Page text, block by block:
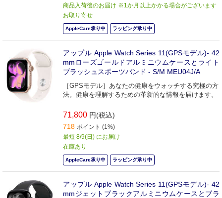
商品入荷後のお届け ※1か月以上かかる場合がございます
お取り寄せ
AppleCare承り中 ラッピング承り中
アップル Apple Watch Series 11(GPSモデル)- 42
mmローズゴールドアルミニウムケースとライト
ブラッシュスポーツバンド - S/M MEU04J/A
［GPSモデル］あなたの健康をウォッチする究極の方
法。健康を理解するための革新的な情報を届けます。
71,800 円(税込)
718 ポイント (1%)
最短 8/9(日) にお届け
在庫あり
AppleCare承り中 ラッピング承り中
アップル Apple Watch Series 11(GPSモデル)- 42
mmジェットブラックアルミニウムケースとブラ